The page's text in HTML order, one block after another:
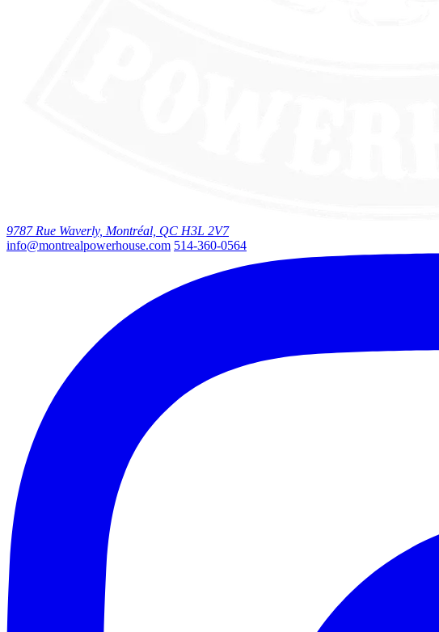
9787 Rue Waverly, Montréal, QC H3L 2V7
info@montrealpowerhouse.com 514-360-0564